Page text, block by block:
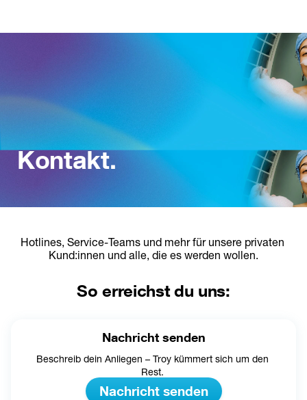
Kontakt.
Hotlines, Service-Teams und mehr für unsere privaten
Kund:innen und alle, die es werden wollen.
So erreichst du uns:
Nachricht senden
Beschreib dein Anliegen – Troy kümmert sich um den
Rest.
Nachricht senden